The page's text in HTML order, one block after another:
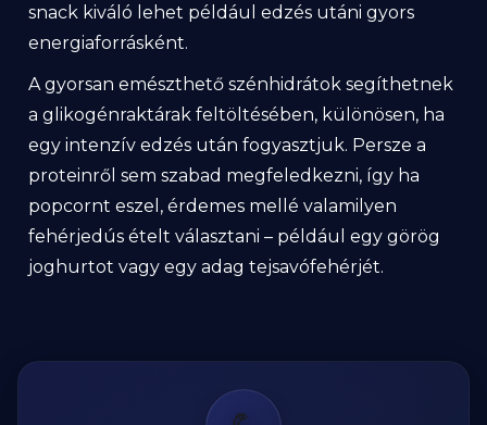
snack kiváló lehet például edzés utáni gyors
energiaforrásként.
A gyorsan emészthető szénhidrátok segíthetnek
a glikogénraktárak feltöltésében, különösen, ha
egy intenzív edzés után fogyasztjuk. Persze a
proteinről sem szabad megfeledkezni, így ha
popcornt eszel, érdemes mellé valamilyen
fehérjedús ételt választani – például egy görög
joghurtot vagy egy adag tejsavófehérjét.